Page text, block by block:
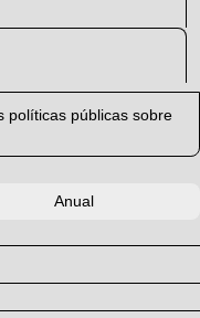
políticas públicas sobre
Anual